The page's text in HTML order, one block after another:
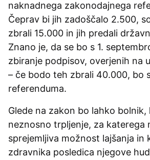
naknadnega zakonodajnega
Čeprav bi jih zadoščalo 2.500,
zbrali 15.000 in jih predali
Znano je, da se bo s 1.
zbiranje podpisov, overjenih na
– če bodo teh zbrali 40.000, bo
referenduma.
Glede na zakon bo lahko bolnik,
neznosno trpljenje, za katerega
sprejemljiva možnost lajšanja in
zdravnika posledica njegove